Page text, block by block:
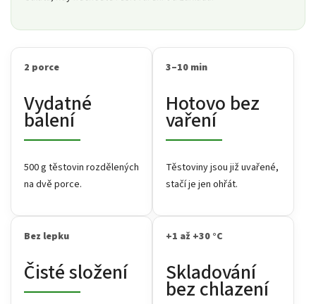
2 porce
Vydatné
balení
500 g těstovin rozdělených
na dvě porce.
3–10 min
Hotovo bez
vaření
Těstoviny jsou již uvařené,
stačí je jen ohřát.
Bez lepku
Čisté složení
+1 až +30 °C
Skladování
bez chlazení